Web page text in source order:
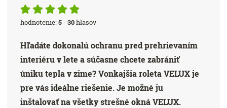
hodnotenie:5 -30hlasov
Hľadáte dokonalú ochranu pred prehrievaním
interiéru v lete a súčasne chcete zabrániť
úniku tepla v zime? Vonkajšia roleta VELUX je
pre vás ideálne riešenie. Je možné ju
inštalovať na všetky strešné okná VELUX.